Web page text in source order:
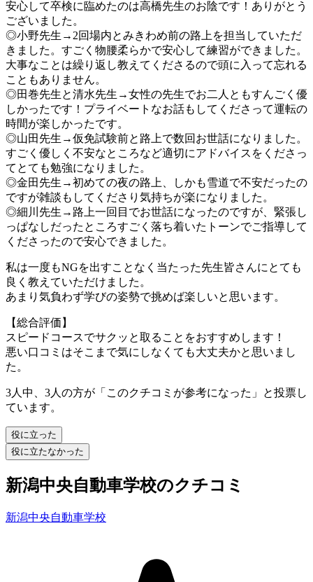
安心して卒検に臨めたのは高橋先生のお陰です！ありがとう
ございました。
◎小野先生→2回場内とみきわめ前の路上を担当していただ
きました。すごく物腰柔らかで安心して練習ができました。
大事なことは繰り返し教えてくださるので頭に入って忘れる
こともありません。
◎田巻先生と清水先生→女性の先生でお二人ともすんごく優
しかったです！プライベートなお話もしてくださって運転の
時間が楽しかったです。
◎山田先生→仮免試験前と路上で数回お世話になりました。
すごく優しく不安なところなど適切にアドバイスをくださっ
てとても勉強になりました。
◎金田先生→初めての夜の路上、しかも雪道で不安だったの
ですが雑談もしてくださり気持ちが楽になりました。
◎細川先生→路上一回目でお世話になったのですが、緊張し
っぱなしだったところすごく落ち着いたトーンでご指導して
くださったので安心できました。
私は一度もNGを出すことなく当たった先生皆さんにとても
良く教えていただけました。
あまり気負わず学びの姿勢で挑めば楽しいと思います。
【総合評価】
スピードコースでサクッと取ることをおすすめします！
悪い口コミはそこまで気にしなくても大丈夫かと思いまし
た。
3人中、3人の方が「このクチコミが参考になった」と投票し
ています。
役に立った
役に立たなかった
新潟中央自動車学校のクチコミ
新潟中央自動車学校